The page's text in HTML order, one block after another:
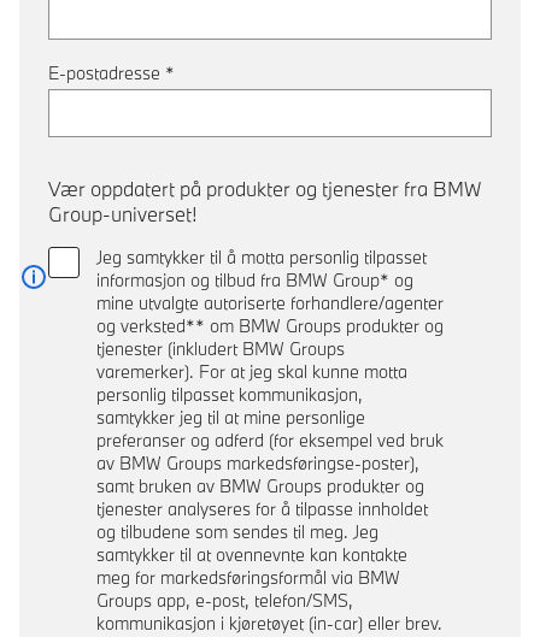
E-postadresse *
Vær oppdatert på produkter og tjenester fra BMW
Group-universet!
Jeg samtykker til å motta personlig tilpasset
informasjon og tilbud fra BMW Group* og
mine utvalgte autoriserte forhandlere/agenter
og verksted** om BMW Groups produkter og
tjenester (inkludert BMW Groups
varemerker). For at jeg skal kunne motta
personlig tilpasset kommunikasjon,
samtykker jeg til at mine personlige
preferanser og adferd (for eksempel ved bruk
av BMW Groups markedsføringse-poster),
samt bruken av BMW Groups produkter og
tjenester analyseres for å tilpasse innholdet
og tilbudene som sendes til meg. Jeg
samtykker til at ovennevnte kan kontakte
meg for markedsføringsformål via BMW
Groups app, e-post, telefon/SMS,
kommunikasjon i kjøretøyet (in-car) eller brev.
Les mer